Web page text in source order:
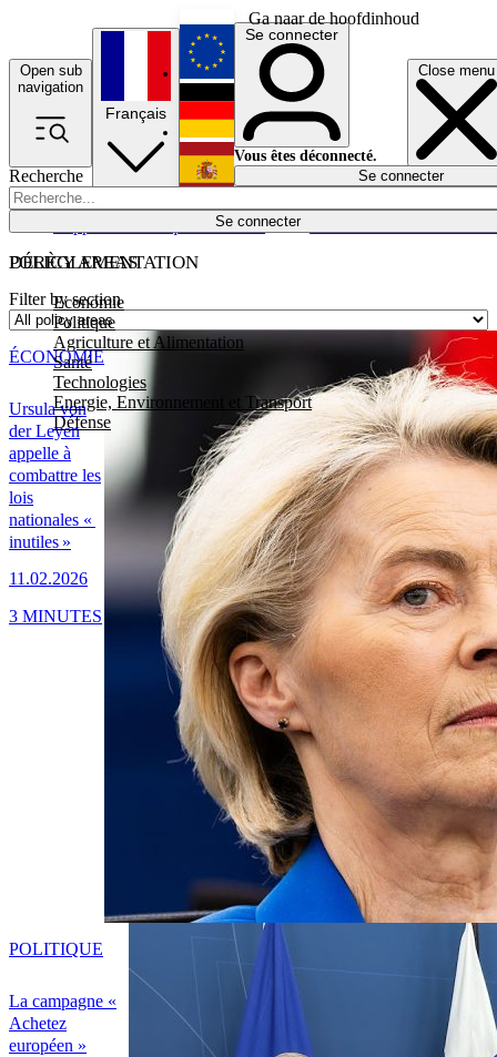
Ga naar de hoofdinhoud
Open sub
navigation
Close menu
Recherche
Se connecter
POLICY AREAS
Economie
Politique
Agriculture et Alimentation
Santé
Technologies
Energie, Environnement et Transport
Défense
Économie
Français
English
Deutsch
Español
Se connecter
Vous êtes déconnecté.
Se connecter
DÉRÈGLEMENTATION
Filter by section
Ursula von
der Leyen
appelle à
combattre les
lois
nationales «
inutiles »
11.02.2026
ÉCONOMIE
3 MINUTES
La campagne «
Achetez
européen »
POLITIQUE